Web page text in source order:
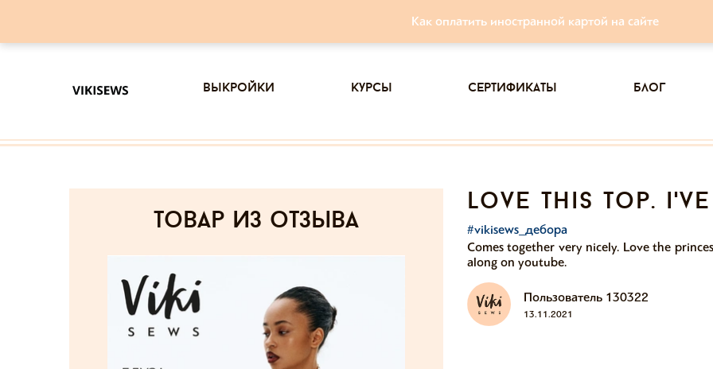
Как оплатить иностранной картой на сайте
выкройки курсы сертификаты блог
товар из отзыва
love this top.
#vikisews_дебора
Comes together very nicely. Love the
along on youtube.
Пользователь 130322
13.11.2021